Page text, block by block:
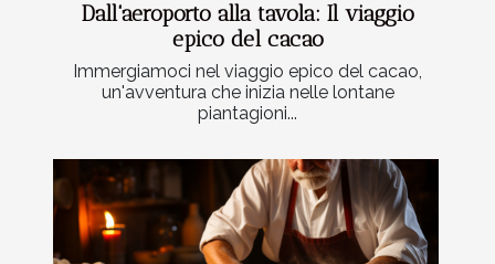
Dall'aeroporto alla tavola: Il viaggio
epico del cacao
Immergiamoci nel viaggio epico del cacao,
un'avventura che inizia nelle lontane
piantagioni...